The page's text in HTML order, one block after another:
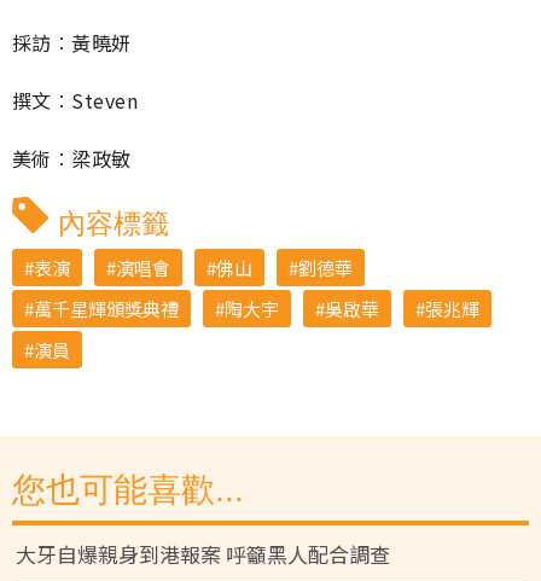
採訪︰黃曉妍
撰文︰Steven
美術︰梁政敏
內容標籤
表演 演唱會 佛山
劉德華
萬千星輝頒獎典禮
陶大宇 吳啟華
張兆輝
演員
您也可能喜歡...
大牙自爆親身到港報案 呼籲黑人配合調查